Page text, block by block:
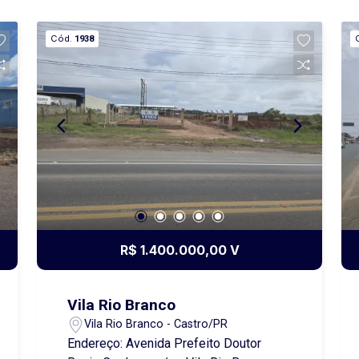
para moradia quanto para investimento!
Agende uma visita e venha conhecer de
perto!
Cód. 1938
R$ 1.400.000,00 V
Vila Rio Branco
Vila Rio Branco - Castro/PR
Endereço: Avenida Prefeito Doutor